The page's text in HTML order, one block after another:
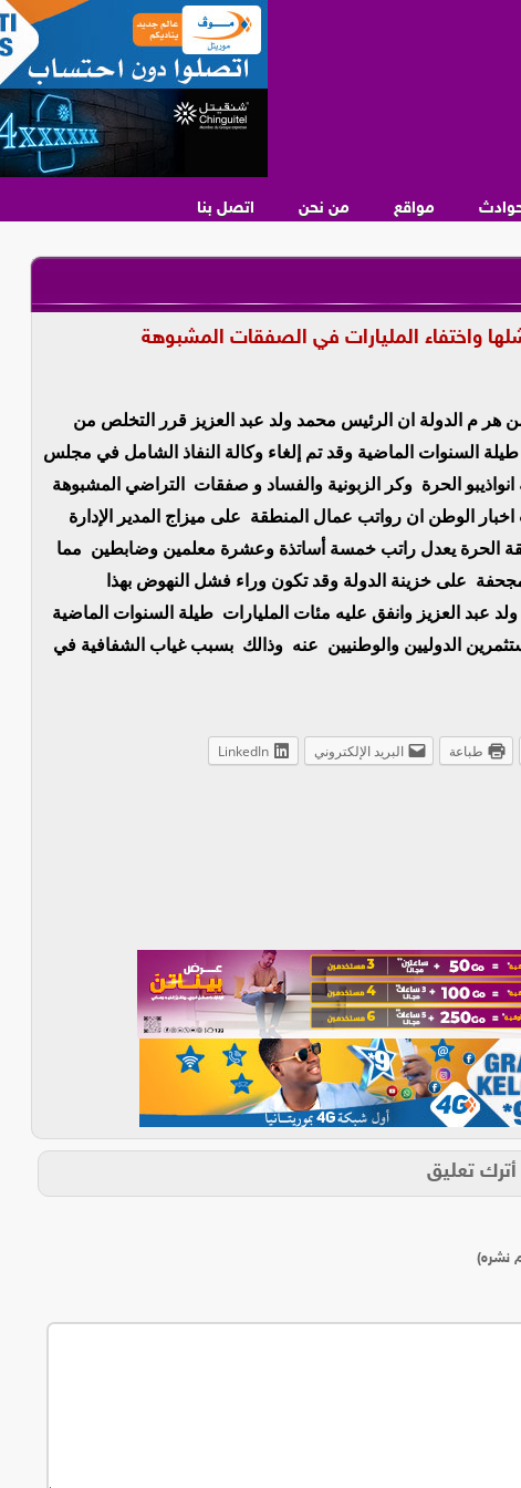
مواقع من نحن اتصل بنا
واختفاء المليارات في الصفقات المشبوهة
م الدولة ان الرئيس محمد ولد عبد العزيز قرر التخلص من
السنوات الماضية وقد تم إلغاء وكالة النفاذ الشامل في مجلس
الحرة وكر الزبونية والفساد و صفقات التراضي المشبوهة
الوطن ان رواتب عمال المنطقة على ميزاج المدير الإدارة
الحرة يعدل راتب خمسة أساتذة وعشرة معلمين وضابطين مما
على خزينة الدولة وقد تكون وراء فشل النهوض بهذا
عبد العزيز وانفق عليه مئات المليارات طيلة السنوات الماضية
الدوليين والوطنيين عنه وذالك بسبب غياب الشفافية في
طباعة البريد الإلكتروني LinkedIn
أترك تعليق
نشره)